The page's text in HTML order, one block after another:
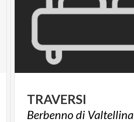
TRAVERSI
Berbennodi Valtellina